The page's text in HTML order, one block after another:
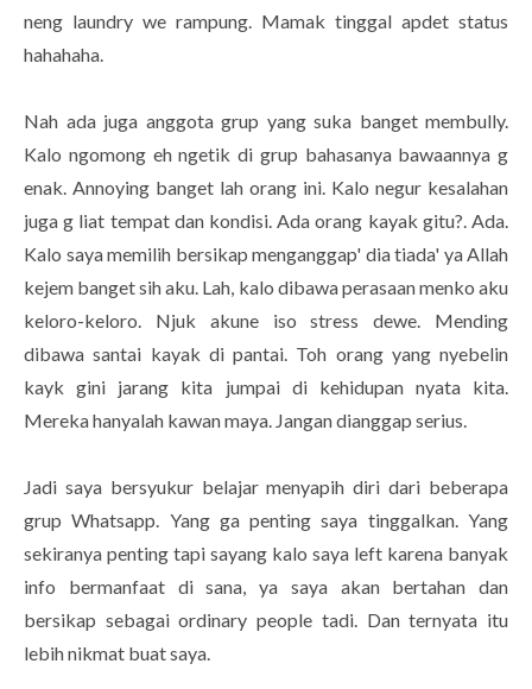
neng laundry we rampung. Mamak tinggal apdet status
hahahaha.
Nah ada juga anggota grup yang suka banget membully.
Kalo ngomong eh ngetik di grup bahasanya bawaannya g
enak. Annoying banget lah orang ini. Kalo negur kesalahan
juga g liat tempat dan kondisi. Ada orang kayak gitu?. Ada.
Kalo saya memilih bersikap menganggap' dia tiada' ya Allah
kejem banget sih aku. Lah, kalo dibawa perasaan menko aku
keloro-keloro. Njuk akune iso stress dewe. Mending
dibawa santai kayak di pantai. Toh orang yang nyebelin
kayk gini jarang kita jumpai di kehidupan nyata kita.
Mereka hanyalah kawan maya. Jangan dianggap serius.
Jadi saya bersyukur belajar menyapih diri dari beberapa
grup Whatsapp. Yang ga penting saya tinggalkan. Yang
sekiranya penting tapi sayang kalo saya left karena banyak
info bermanfaat di sana, ya saya akan bertahan dan
bersikap sebagai ordinary people tadi. Dan ternyata itu
lebih nikmat buat saya.